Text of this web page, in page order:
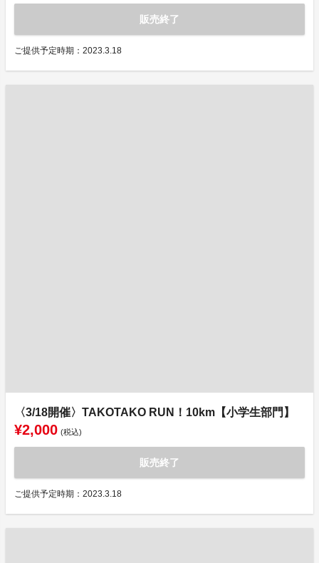
販売終了
ご提供予定時期：2023.3.18
〈3/18開催〉TAKOTAKO RUN！10km【小学生部門】
¥2,000 (税込)
販売終了
ご提供予定時期：2023.3.18